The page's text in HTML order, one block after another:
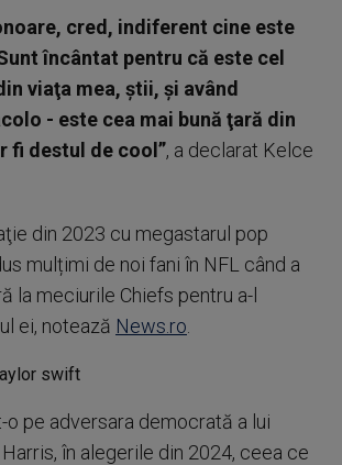
cred, indiferent cine este
încântat pentru că este cel
viaţa mea, ştii, şi având
- este cea mai bună ţară din
fi destul de cool”, a declarat Kelce
din 2023 cu megastarul pop
mulțimi de noi fani în NFL când a
la meciurile Chiefs pentru a-l
ei, notează News.ro
pe adversara democrată a lui
în alegerile din 2024, ceea ce